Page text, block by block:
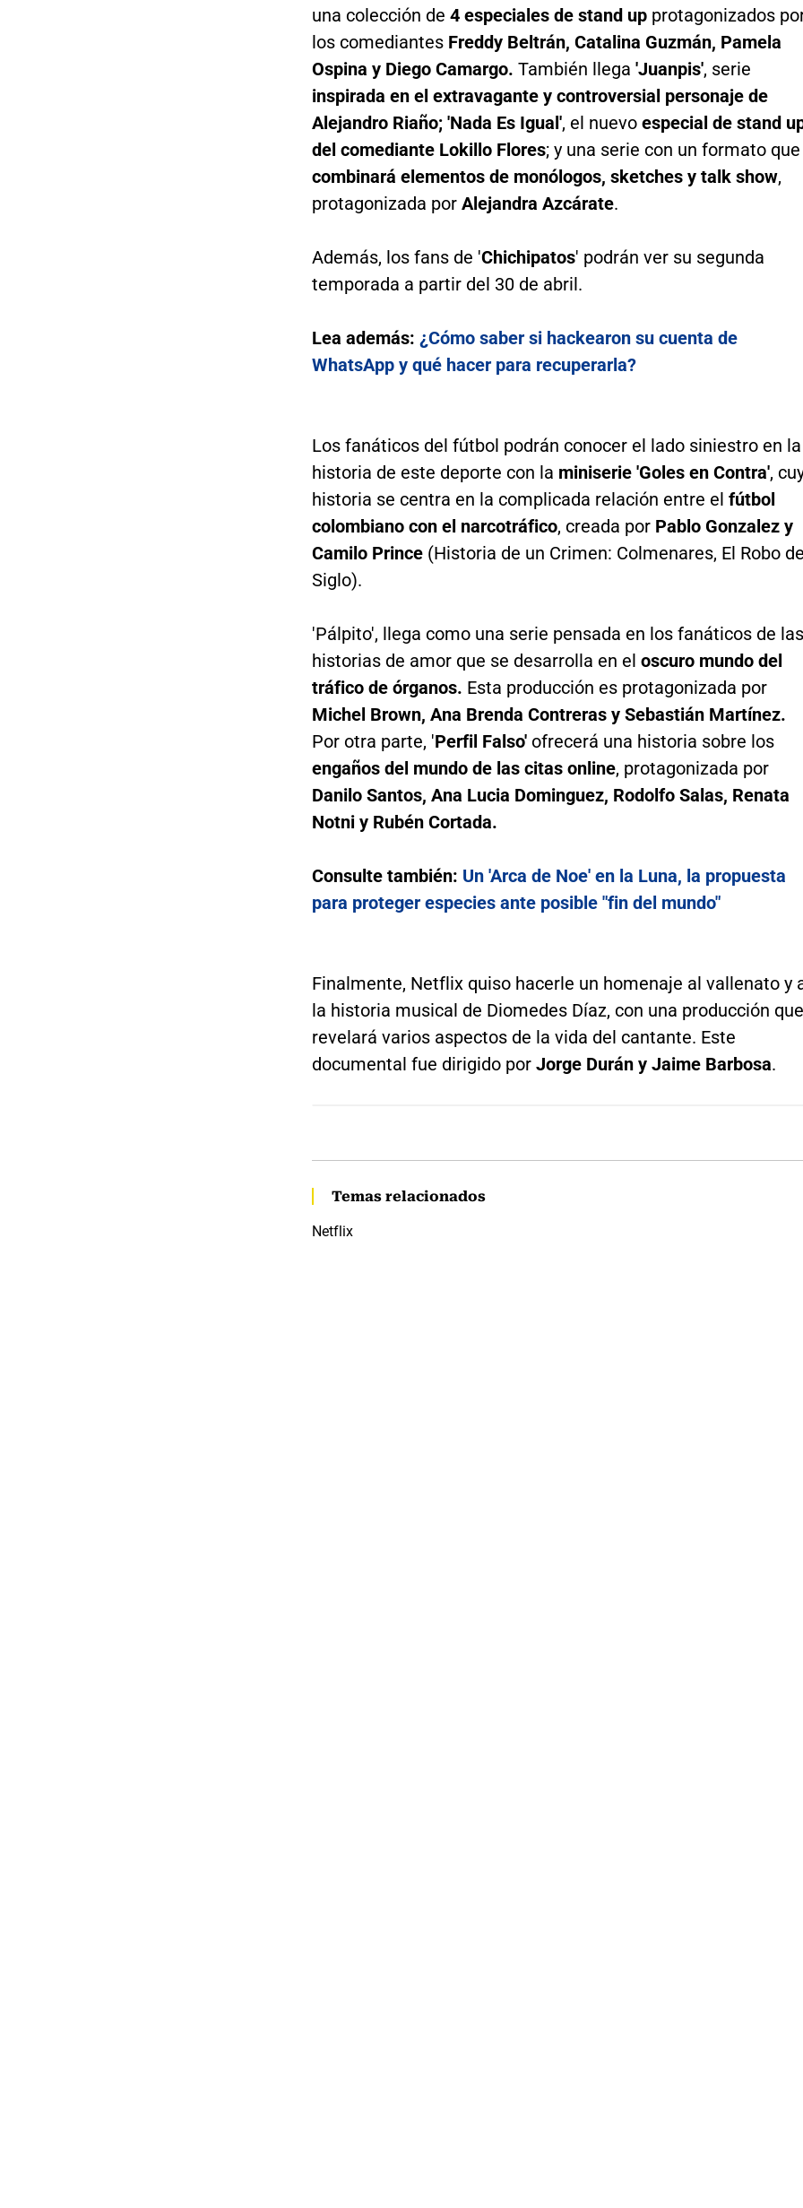
una colección de 4 especiales de stand up protagonizados
los comediantes Freddy Beltrán, Catalina Guzmán, Pamela
Ospina y Diego Camargo. También llega 'Juanpis', serie
inspirada en el extravagante y controversial personaje de
Alejandro Riaño; 'Nada Es Igual', el nuevo especial de stand
del comediante Lokillo Flores; y una serie con un formato que
combinará elementos de monólogos, sketches y talk show,
protagonizada por Alejandra Azcárate.
Además, los fans de 'Chichipatos' podrán ver su segunda
temporada a partir del 30 de abril.
Lea además: ¿Cómo saber si hackearon su cuenta de
WhatsApp y qué hacer para recuperarla?
Los fanáticos del fútbol podrán conocer el lado siniestro en la
historia de este deporte con la miniserie 'Goles en Contra',
historia se centra en la complicada relación entre el fútbol
colombiano con el narcotráfico, creada por Pablo Gonzalez y
Camilo Prince (Historia de un Crimen: Colmenares, El Robo
Siglo).
'Pálpito', llega como una serie pensada en los fanáticos de las
historias de amor que se desarrolla en el oscuro mundo del
tráfico de órganos. Esta producción es protagonizada por
Michel Brown, Ana Brenda Contreras y Sebastián Martínez.
Por otra parte, 'Perfil Falso' ofrecerá una historia sobre los
engaños del mundo de las citas online, protagonizada por
Danilo Santos, Ana Lucia Dominguez, Rodolfo Salas, Renata
Notni y Rubén Cortada.
Consulte también: Un 'Arca de Noe' en la Luna, la propuesta
para proteger especies ante posible "fin del mundo"
Finalmente, Netflix quiso hacerle un homenaje al vallenato y
la historia musical de Diomedes Díaz, con una producción que
revelará varios aspectos de la vida del cantante. Este
documental fue dirigido por Jorge Durán y Jaime Barbosa.
Temas relacionados
Netflix